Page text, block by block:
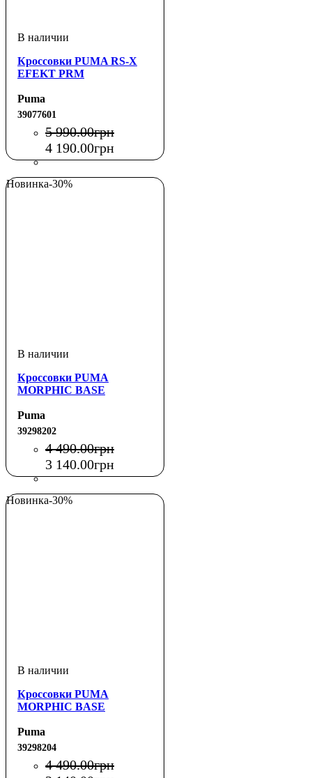
Кроссовки PUMA RS-X
EFEKT PRM
Puma
39077601
5 990.00грн
4 190.00грн
Новинка-30%
Кроссовки PUMA
MORPHIC BASE
Puma
39298202
4 490.00грн
3 140.00грн
Новинка-30%
Кроссовки PUMA
MORPHIC BASE
Puma
39298204
4 490.00грн